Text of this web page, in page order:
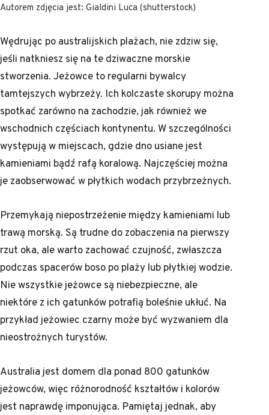
Autorem zdjęcia jest: Gialdini Luca (shutterstock)
Wędrując po australijskich plażach, nie zdziw się,
jeśli natkniesz się na te dziwaczne morskie
stworzenia. Jeżowce to regularni bywalcy
tamtejszych wybrzeży. Ich kolczaste skorupy można
spotkać zarówno na zachodzie, jak również we
wschodnich częściach kontynentu. W szczególności
występują w miejscach, gdzie dno usiane jest
kamieniami bądź rafą koralową. Najczęściej można
je zaobserwować w płytkich wodach przybrzeżnych.
Przemykają niepostrzeżenie między kamieniami lub
trawą morską. Są trudne do zobaczenia na pierwszy
rzut oka, ale warto zachować czujność, zwłaszcza
podczas spacerów boso po plaży lub płytkiej wodzie.
Nie wszystkie jeżowce są niebezpieczne, ale
niektóre z ich gatunków potrafią boleśnie ukłuć. Na
przykład jeżowiec czarny może być wyzwaniem dla
nieostrożnych turystów.
Australia jest domem dla ponad 800 gatunków
jeżowców, więc różnorodność kształtów i kolorów
jest naprawdę imponująca. Pamiętaj jednak, aby